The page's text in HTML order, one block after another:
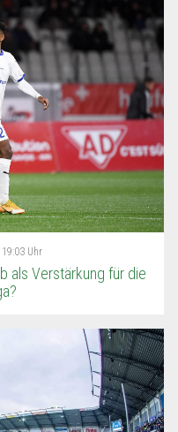
Uhr
als Verstärkung für die